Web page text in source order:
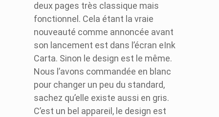
deux pages très classique mais
fonctionnel. Cela étant la vraie
nouveauté comme annoncée avant
son lancement est dans l’écran eInk
Carta. Sinon le design est le même.
Nous l’avons commandée en blanc
pour changer un peu du standard,
sachez qu’elle existe aussi en gris.
C’est un bel appareil, le design est